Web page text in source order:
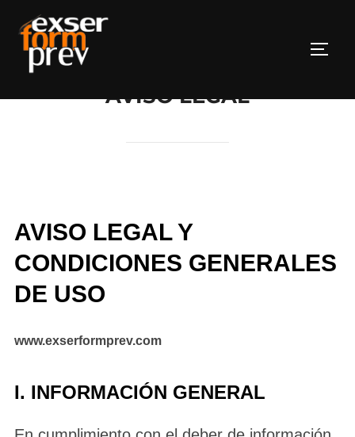
contenido
AVISO LEGAL
AVISO LEGAL Y
CONDICIONES GENERALES
DE USO
www.exserformprev.com
I. INFORMACIÓN GENERAL